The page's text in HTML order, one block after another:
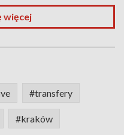
więcej
#transfery
#kraków